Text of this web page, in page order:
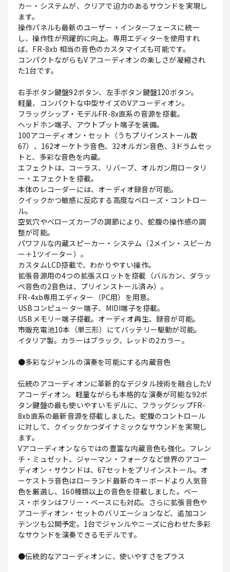
カー・システムが、クリアで迫力のあるサウンドを実現し
ます。
操作パネルも最新のユーザー・インターフェースに統一
し、操作性が飛躍的に向上。専用エディターを使用すれ
ば、FR-8xb 相当の音色のカスタマイズも可能です。
コンパクトながらもV アコーディオンの楽しさが凝縮され
た1台です。
右手ボタン鍵盤92ボタン、左手ボタン鍵盤120ボタン。
軽量、コンパクトな中型サイズのVアコーディオン。
フラッグシップ・モデルFR-8x直系の音源を搭載。
ヘッドホン端子、アウトプット端子を装備。
100アコーディオン・セット（うちプリインストール数
67）、162オーケトラ音色、32オルガン音色、3ドラムセッ
トと、多彩な音色を内蔵。
エフェクトは、コーラス、リバーブ、オルガン用ロータリ
ー・エフェクトを搭載。
本体のレコーダーには、オーディオ録音が可能。
クイックかつ敏感に反応する高度なベローズ・コントロー
ル。
空気穴やベローズカーブの調節により、蛇腹の操作感の調
整が可能。
パワフルな内蔵スピーカー・システム（2メイン・スピーカ
ー＋1ツイーター）。
カスタムLCD搭載で、わかりやすい操作。
拡張音源用の4つの拡張スロットを搭載（バルカン、ダラッ
ペ音色の2音色は、プリインストール済み）。
FR-4xb専用エディター（PC用）を用意。
USBコンピューター端子、MIDI端子を搭載。
USBメモリー端子搭載。オーディオ再生、録音が可能。
市販充電池10本（単三形）にてバッテリー駆動が可能。
イタリア製。カラーはブラック、レッドの2カラー。
●多彩なジャンルの演奏を可能にする内蔵音色
伝統のアコーディオンに革新的なデジタル技術を融合したV
アコーディオン。軽量ながらも本格的な演奏が可能な92ボ
タン鍵盤の最も使いやすいモデルに、フラッグシップFR-
8xb直系の最新音源を搭載しました。蛇腹のコントロール
に対して、クイックかつダイナミックなサウンドを実現し
ます。
Vアコーディオンならではの豊富な内蔵音色も強化。フレン
チ・ミュゼット、ジャーマン・フォークなど世界のアコー
ディオン・サウンドは、67セットをプリインストール。オ
ーケストラ音色はローランド最新のキーボードより人気音
色を厳選し、160種類以上の音色を搭載しました。ベー
ス・ボタンはフリー・ベースにも対応。さらに拡張音色や
アコーディオン・セットのバリエーションなど、追加コン
テンツも公開予定。1台でジャンルやニーズに合わせた多彩
なサウンドを演奏できるモデルです。
●伝統的なアコーディオンに、使いやすさをプラス